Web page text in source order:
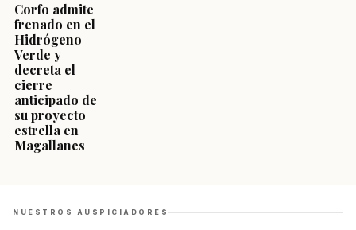
Corfo admite
frenado en el
Hidrógeno
Verde y
decreta el
cierre
anticipado de
su proyecto
estrella en
Magallanes
NUESTROS AUSPICIADORES